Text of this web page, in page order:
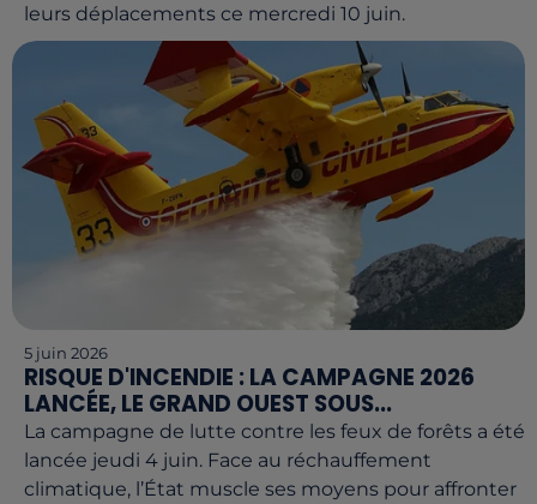
leurs déplacements ce mercredi 10 juin.
5 juin 2026
RISQUE D'INCENDIE : LA CAMPAGNE 2026
LANCÉE, LE GRAND OUEST SOUS...
La campagne de lutte contre les feux de forêts a été
lancée jeudi 4 juin. Face au réchauffement
climatique, l’État muscle ses moyens pour affronter